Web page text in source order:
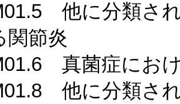
他に分類さ
関節炎
真菌症にお
他に分類さ